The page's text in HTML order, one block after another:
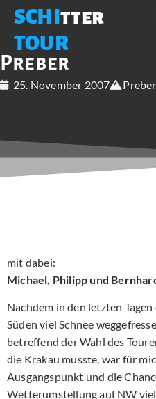
SCHItter
TOUR
Preber
25. November 2007
mit dabei:
Michael, Philipp und
Nachdem in den letzten
Süden viel Schnee
betreffend der Wahl des
die Krakau musste, war für
Ausgangspunkt und die
Wetterumstellung auf NW